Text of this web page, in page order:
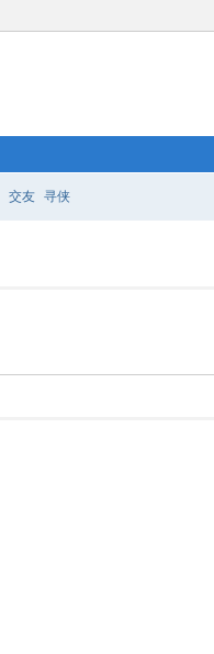
交友 寻侠